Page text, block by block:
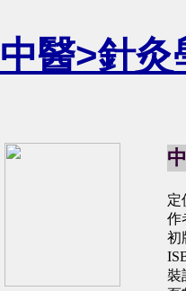
中醫>針灸
定
作
初
裝